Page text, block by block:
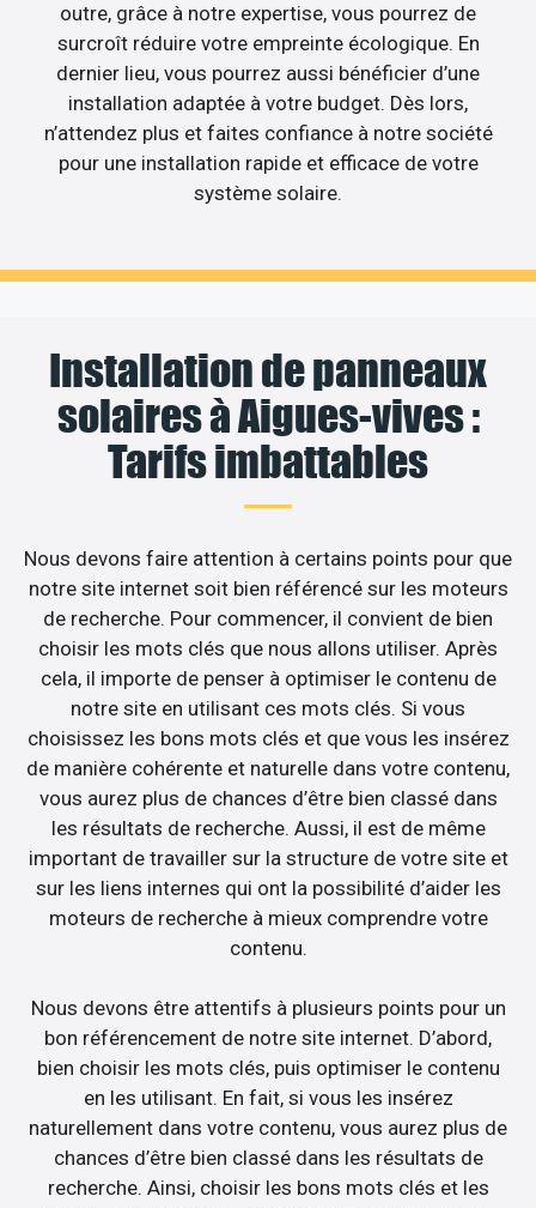
outre, grâce à notre expertise, vous pourrez de
surcroît réduire votre empreinte écologique. En
dernier lieu, vous pourrez aussi bénéficier d’une
installation adaptée à votre budget. Dès lors,
n’attendez plus et faites confiance à notre société
pour une installation rapide et efficace de votre
système solaire.
Installation de panneaux
solaires à Aigues-vives :
Tarifs imbattables
Nous devons faire attention à certains points pour que
notre site internet soit bien référencé sur les moteurs
de recherche. Pour commencer, il convient de bien
choisir les mots clés que nous allons utiliser. Après
cela, il importe de penser à optimiser le contenu de
notre site en utilisant ces mots clés. Si vous
choisissez les bons mots clés et que vous les insérez
de manière cohérente et naturelle dans votre contenu,
vous aurez plus de chances d’être bien classé dans
les résultats de recherche. Aussi, il est de même
important de travailler sur la structure de votre site et
sur les liens internes qui ont la possibilité d’aider les
moteurs de recherche à mieux comprendre votre
contenu.
Nous devons être attentifs à plusieurs points pour un
bon référencement de notre site internet. D’abord,
bien choisir les mots clés, puis optimiser le contenu
en les utilisant. En fait, si vous les insérez
naturellement dans votre contenu, vous aurez plus de
chances d’être bien classé dans les résultats de
recherche. Ainsi, choisir les bons mots clés et les